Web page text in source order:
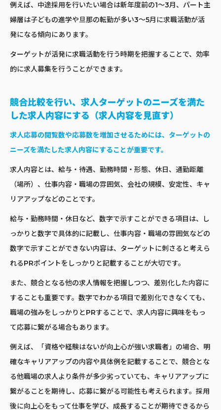
例えば、中途採用を行いたい場合は新年度前の1～3月、パート主
婦層は子どもの進学や旦那の転勤が多い3～5月に求職活動が活
発になる傾向にあります。
ターゲットが活発に求職活動を行う時期を把握することで、効率
的に求人募集を行うことができます。
競合比較を行い、求人ターゲットのニーズを満た
した求人内容にする（求人内容を見直す）
求人応募の閲覧数や応募数を増加させるためには、ターゲットの
ニーズを満たした求人内容にすることが重要です。
求人内容とは、給与・待遇、勤務時間・形態、休日、通勤距離
（場所）、仕事内容・職場の雰囲気、会社の規模、安定性、キャ
リアアップなどのことです。
給与・勤務時間・休日など、数字で示すことができる項目は、し
っかりと数字で具体的に記載し、仕事内容・職場の雰囲気などの
数字で示すことができない内容は、ターゲットに刺さると考えら
れるPRポイントをしっかりと記載することが大切です。
また、競合となる他の求人情報を把握しつつ、差別化した内容に
することも重要です。数字でわかる項目で差別化できなくても、
職場の強みをしっかりとPRすることで、求人内容に興味をもっ
て応募に繋がる場合もあります。
例えば、「資格や経験はないが向上心が強い求職者」の場合、明
確なキャリアアップの内容や具体例を記載することで、競合とな
る他職場の求人より条件が多少劣っていても、キャリアアップに
繋がることを期待し、応募に繋がる可能性も考えられます。採用
後に向上心をもって仕事を学び、成長することが期待できるから